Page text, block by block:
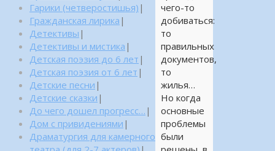
чего-то
добиваться:
то
правильных
документов,
то
жилья…
Но когда
основные
проблемы
были
Гарики (четверостишья) |
Гражданская лирика |
Детективы |
Детективы и мистика |
Детская поэзия до 6 лет |
Детская поэзия от 6 лет |
Детские песни |
Детские сказки |
До чего дошел прогресс… |
Дом с привидениями |
Драматургия для камерного